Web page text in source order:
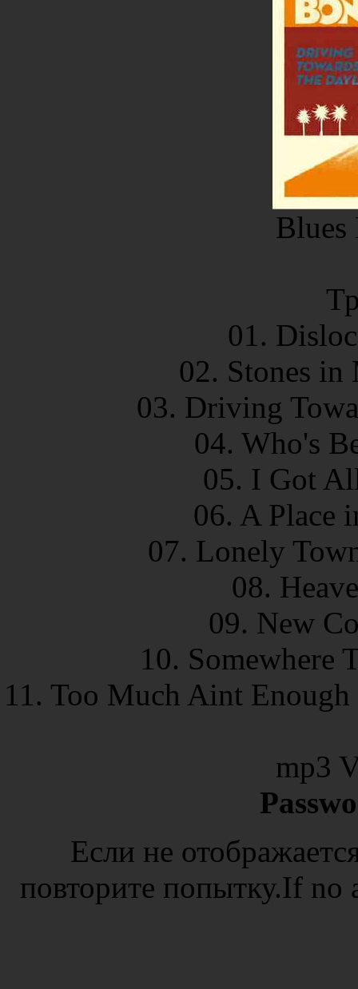
Blues
01.
02. Stones in
03. Driving
04. Who's
05. I Got
06. A Place
07. Lonely
08.
09. New
10. Somewhere
11. Too Much Aint
mp3
Если не
повторите попытку.If